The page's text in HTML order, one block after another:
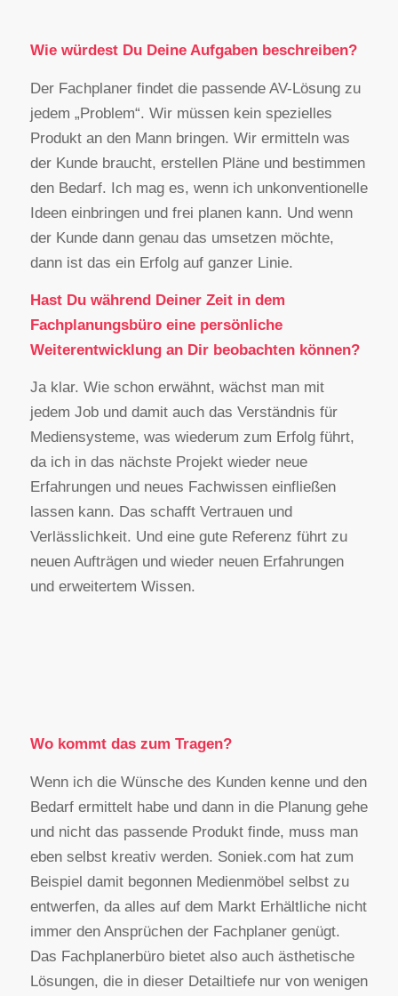
Wie würdest Du Deine Aufgaben beschreiben?
Der Fachplaner findet die passende AV-Lösung zu
jedem „Problem“. Wir müssen kein spezielles
Produkt an den Mann bringen. Wir ermitteln was
der Kunde braucht, erstellen Pläne und bestimmen
den Bedarf. Ich mag es, wenn ich unkonventionelle
Ideen einbringen und frei planen kann. Und wenn
der Kunde dann genau das umsetzen möchte,
dann ist das ein Erfolg auf ganzer Linie.
Hast Du während Deiner Zeit in dem
Fachplanungsbüro eine persönliche
Weiterentwicklung an Dir beobachten können?
Ja klar. Wie schon erwähnt, wächst man mit
jedem Job und damit auch das Verständnis für
Mediensysteme, was wiederum zum Erfolg führt,
da ich in das nächste Projekt wieder neue
Erfahrungen und neues Fachwissen einfließen
lassen kann. Das schafft Vertrauen und
Verlässlichkeit. Und eine gute Referenz führt zu
neuen Aufträgen und wieder neuen Erfahrungen
und erweitertem Wissen.
Wo kommt das zum Tragen?
Wenn ich die Wünsche des Kunden kenne und den
Bedarf ermittelt habe und dann in die Planung gehe
und nicht das passende Produkt finde, muss man
eben selbst kreativ werden. Soniek.com hat zum
Beispiel damit begonnen Medienmöbel selbst zu
entwerfen, da alles auf dem Markt Erhältliche nicht
immer den Ansprüchen der Fachplaner genügt.
Das Fachplanerbüro bietet also auch ästhetische
Lösungen, die in dieser Detailtiefe nur von wenigen